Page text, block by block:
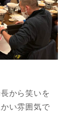
から笑いを
い雰囲気で